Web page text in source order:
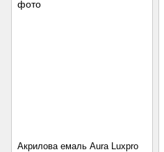
Акрилова емаль Aura Luxpro